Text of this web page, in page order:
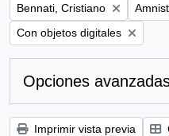
Remove filter:
Bennati, Cristiano
Remove filter:
Con objetos digitales
Opciones
Imprimir vista previa